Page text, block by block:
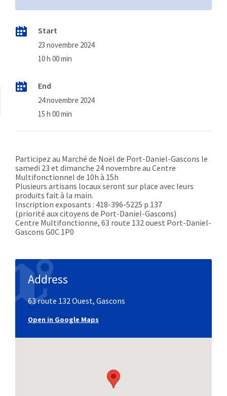
Start
23 novembre 2024
10 h 00 min
End
24 novembre 2024
15 h 00 min
Participez au Marché de Noël de Port-Daniel-Gascons le
samedi 23 et dimanche 24 novembre au Centre
Multifonctionnel de 10h à 15h
Plusieurs artisans locaux seront sur place avec leurs
produits fait à la main.
Inscription exposants : 418-396-5225 p.137
(priorité aux citoyens de Port-Daniel-Gascons)
Centre Multifonctionne, 63 route 132 ouest Port-Daniel-
Gascons G0C 1P0
Address
63 route 132 Ouest, Gascons
Open in Google Maps